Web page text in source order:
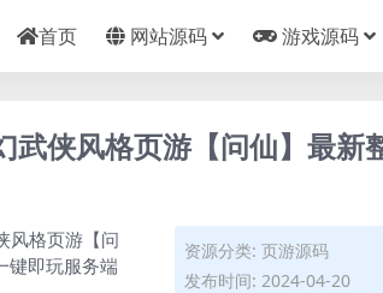
首页 网站源码 游戏源码
武侠风格页游【问仙】最
资源分类: 页游源码
发布时间: 2024-04-20